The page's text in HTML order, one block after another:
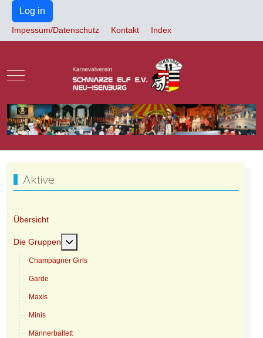
Log in
Impessum/Datenschutz Kontakt Index
Mobile Menu Toggle
Aktive
Übersicht
Die Gruppen Weitere Informationen: Die Gruppen
Champagner Girls
Garde
Maxis
Minis
Männerballett